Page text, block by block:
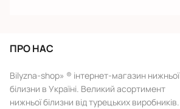
ПРО НАС
Bilyzna-shop» ® інтернет-магазин нижньої
білизни в Україні. Великий асортимент
нижньої білизни від турецьких виробників.